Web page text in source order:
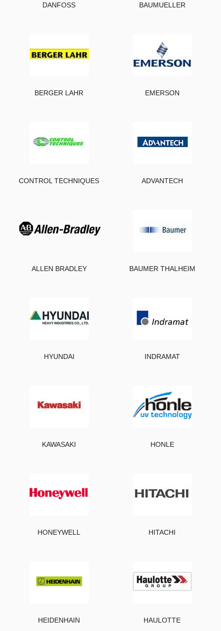
DANFOSS BAUMUELLER
BERGER LAHR EMERSON
CONTROL TECHNIQUES ADVANTECH
ALLEN BRADLEY BAUMER THALHEIM
HYUNDAI INDRAMAT
KAWASAKI HONLE
HONEYWELL HITACHI
HEIDENHAIN HAULOTTE